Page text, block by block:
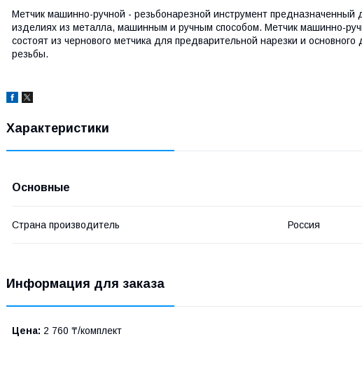
Метчик машинно-ручной - резьбонарезной инструмент предназначенный
изделиях из металла, машинным и ручным способом. Метчик машинно-
состоят из чернового метчика для предварительной нарезки и основного
резьбы.
Характеристики
Основные
Страна производитель Россия
Информация для заказа
Цена: 2 760 ₸/комплект